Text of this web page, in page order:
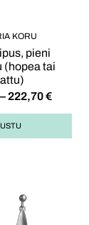
KORU
pieni
(hopea tai
– 222,70€